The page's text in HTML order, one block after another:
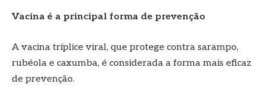
Vacina é a principal forma de prevenção
A vacina tríplice viral, que protege contra sarampo,
rubéola e caxumba, é considerada a forma mais eficaz
de prevenção.